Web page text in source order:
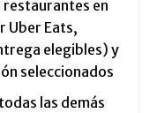
restaurantes en
Uber Eats,
elegibles) y
seleccionados
las demás